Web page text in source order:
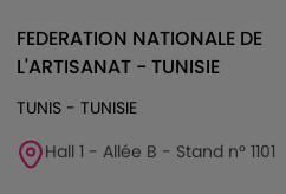
FEDERATION NATIONALE DE
L'ARTISANAT - TUNISIE
TUNIS - TUNISIE
Hall 1 - Allée B - Stand n° 1101